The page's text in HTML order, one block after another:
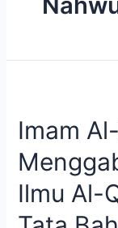
Imam
Ilmu Al-